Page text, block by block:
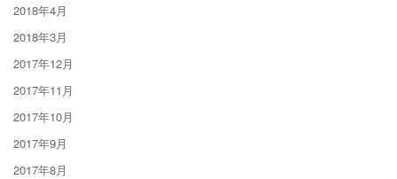
2018年4月
2018年3月
2017年12月
2017年11月
2017年10月
2017年9月
2017年8月